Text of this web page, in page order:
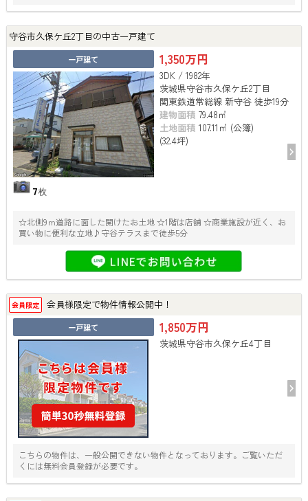
守谷市久保ケ丘2丁目の中古一戸建て
一戸建て
7枚
1,350万円
3DK / 1982年
茨城県守谷市久保ケ丘2丁目
関東鉄道常総線 新守谷 徒歩19分
建物面積 79.48㎡
土地面積 107.11㎡ (公簿)
(32.4坪)
☆北側9ｍ道路に面した開けたお土地 ☆1階は店舗 ☆商業施設が近く、お
買い物に便利な立地♪守谷テラスまで徒歩5分
会員限定 会員様限定で物件情報公開中！
一戸建て 1,850万円
茨城県守谷市久保ケ丘4丁目
こちらの物件は、一般公開できない物件となっております。ご覧いただ
くには無料会員登録が必要です。